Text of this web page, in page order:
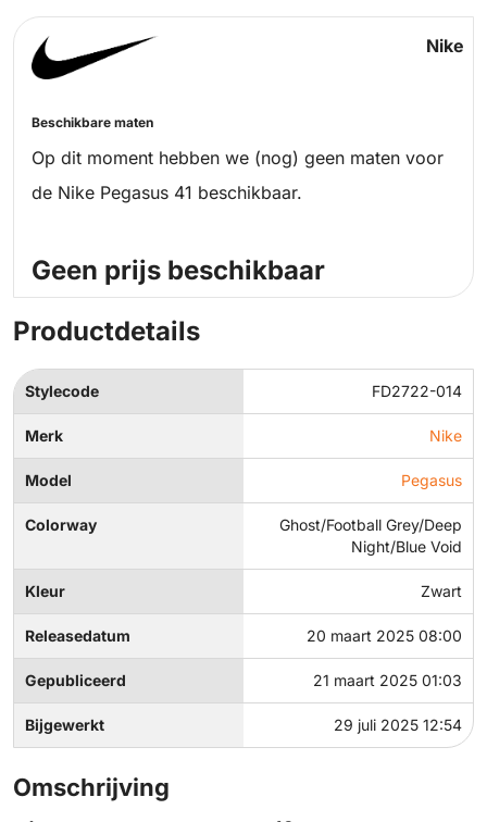
Nike
Beschikbare maten
Op dit moment hebben we (nog) geen maten voor
de Nike Pegasus 41 beschikbaar.
Geen prijs beschikbaar
Productdetails
Stylecode FD2722-014
Merk Nike
Model Pegasus
Colorway
Ghost/Football Grey/Deep
Night/Blue Void
Kleur Zwart
Releasedatum 20 maart 2025 08:00
Gepubliceerd 21 maart 2025 01:03
Bijgewerkt 29 juli 2025 12:54
Omschrijving